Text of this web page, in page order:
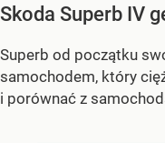
Skoda Superb IV
Superb od początku
samochodem, który
i porównać z